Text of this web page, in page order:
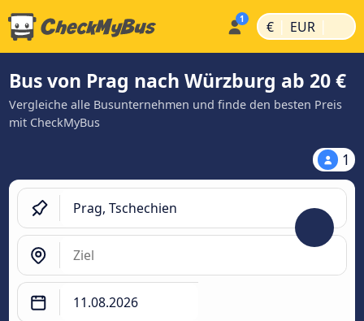
€ | EUR |
Bus von Prag nach Würzburg ab 20 €
Vergleiche alle Busunternehmen und finde den besten Preis
mit CheckMyBus
1